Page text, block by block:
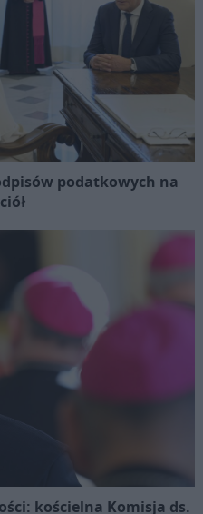
podatkowych na
kościelna Komisja ds.